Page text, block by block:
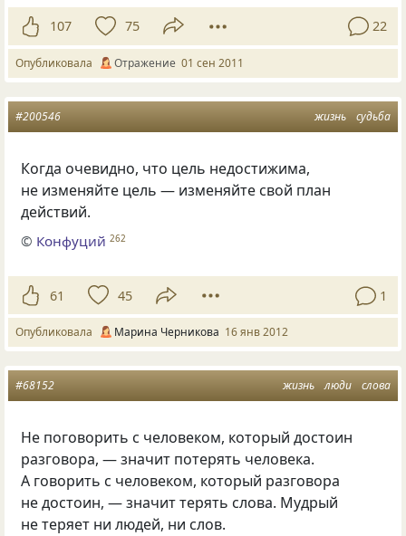
107 75 22
Опубликовала Отражение 01 сен 2011
жизнь судьба
#200546
Когда очевидно, что цель недостижима,
не изменяйте цель — изменяйте свой план
действий.
© Конфуций 262
61 45 1
Опубликовала Марина Черникова 16 янв 2012
жизнь люди слова
#68152
Не поговорить с человеком, который достоин
разговора, — значит потерять человека.
А говорить с человеком, который разговора
не достоин, — значит терять слова. Мудрый
не теряет ни людей, ни слов.